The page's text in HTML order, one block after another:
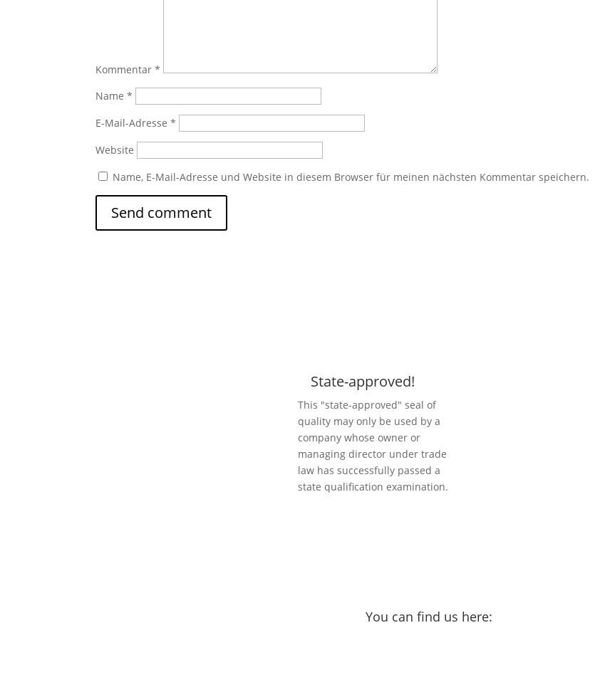
Kommentar*
Name*
E-Mail-Adresse*
Website
Name, E-Mail-Adresse und Website in diesem Browser für meinen nächsten Kommentar speichern.
State-approved!
This "state-approved" seal of
quality may only be used by a
company whose owner or
managing director under trade
law has successfully passed a
state qualification examination.
You can find us here: